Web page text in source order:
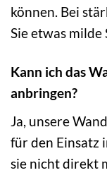
können. Bei
Sie etwas
Kann ich das
anbringen?
Ja, unsere
für den Einsatz
sie nicht direkt